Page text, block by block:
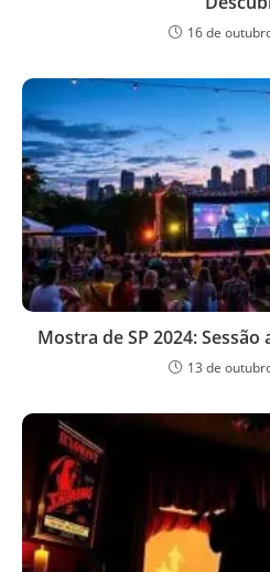
16 de
Mostra de SP 2024:
13 de